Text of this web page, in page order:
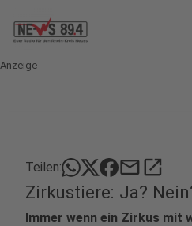
Anzeige
Teilen: mailopen_in_new
Zirkustiere: Ja?
Immer wenn ein Zirkus mit